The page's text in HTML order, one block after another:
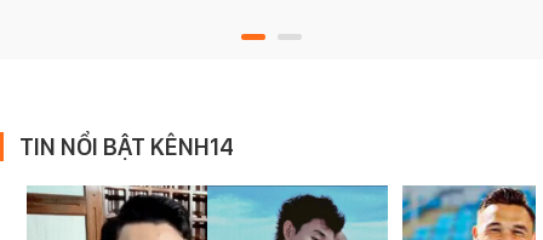
TIN NỔI BẬT KÊNH14